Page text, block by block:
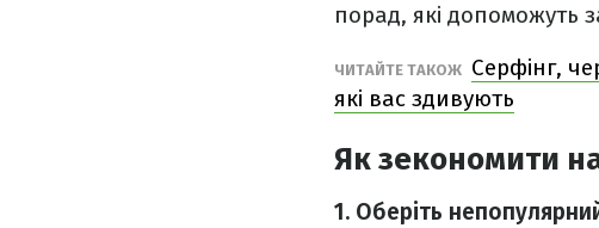
порад, які допоможуть
ЧИТАЙТЕ ТАКОЖ Серфінг,
які вас здивують
Як зекономити
1. Оберіть